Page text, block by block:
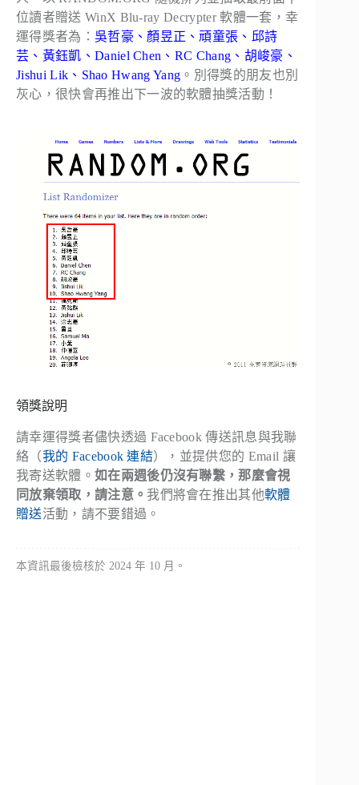
位讀者贈送 WinX Blu-ray Decrypter 軟體一套，幸
運得獎者為： 吳哲豪、顏昱正、頑童張、邱詩
芸、黃鈺凱、Daniel Chen、RC Chang、胡峻豪、
Jishui Lik、Shao Hwang Yang 。別得獎的朋友也別
灰心，很快會再推出下一波的軟體抽獎活動！
領獎說明
請幸運得獎者儘快透過 Facebook 傳送訊息與我聯
絡（我的 Facebook 連結），並提供您的 Email 讓
我寄送軟體。 如在兩週後仍沒有聯繫，那麼會視
同放棄領取，請注意。我們將會在推出其他軟體
贈送活動，請不要錯過。
本資訊最後檢核於 2024 年 10 月。